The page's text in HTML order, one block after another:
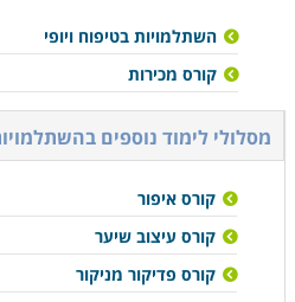
השתלמויות בטיפוח ויופי
קורס מכירות
מסלולי לימוד נוספים ב
קורס איפור
קורס עיצוב שיער
קורס פדיקור מניקור